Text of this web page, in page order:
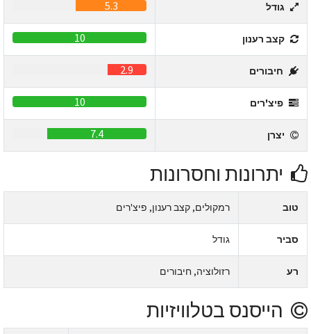
גודל 5.3
קצב רענון 10
חיבורים 2.9
פיצ'רים 10
יצרן 7.4
יתרונות וחסרונות
טוב רמקולים, קצב רענון, פיצ'רים
סביר גודל
רע רזולוציה, חיבורים
הייסנס בטלוויזיות